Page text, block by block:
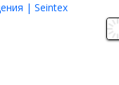
| Seintex